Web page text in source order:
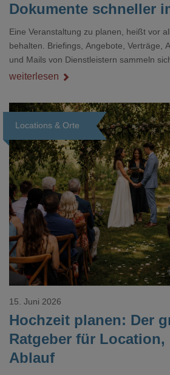
Dokumente schneller
Eine Veranstaltung zu planen, heißt vor
behalten. Briefings, Angebote, Verträge,
und Mails von Dienstleistern sammeln
unübersichtlichen Stapel. Wer schon
Dokument gesucht hat, kennt das
weiterlesen
Locations & Orte
Loading...
Hochzeit planen: Der
Ratgeber für
Ablauf
15. Juni 2026